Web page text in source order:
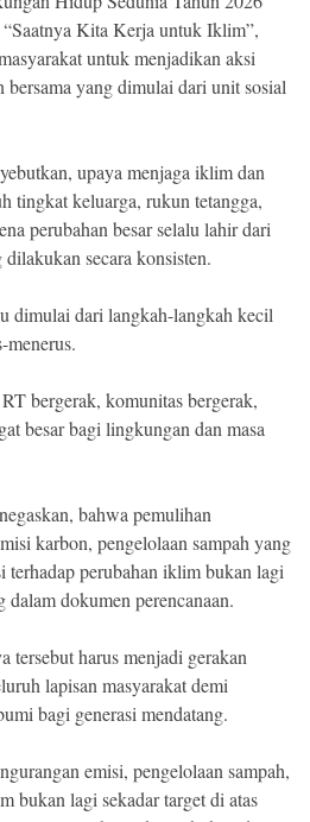
Kita Kerja untuk Iklim”,
untuk menjadikan aksi
bersama yang dimulai dari unit sosial
upaya menjaga iklim dan
tingkat keluarga, rukun tetangga,
perubahan besar selalu lahir dari
secara konsisten.
dimulai dari langkah-langkah kecil
menerus.
bergerak, komunitas bergerak,
besar bagi lingkungan dan masa
bahwa pemulihan
karbon, pengelolaan sampah yang
terhadap perubahan iklim bukan lagi
dalam dokumen perencanaan.
tersebut harus menjadi gerakan
lapisan masyarakat demi
bagi generasi mendatang.
emisi, pengelolaan sampah,
bukan lagi sekadar target di atas